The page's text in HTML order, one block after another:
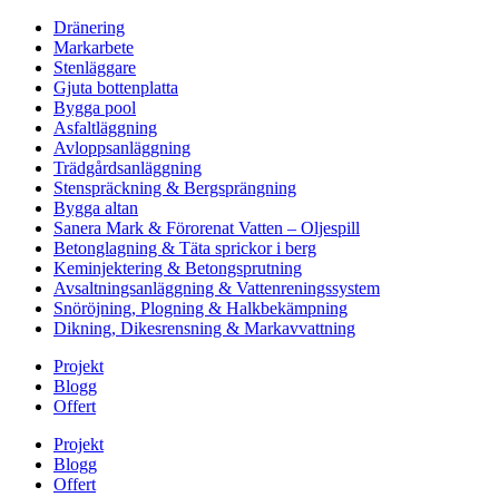
Dränering
Markarbete
Stenläggare
Gjuta bottenplatta
Bygga pool
Asfaltläggning
Avloppsanläggning
Trädgårdsanläggning
Stenspräckning & Bergsprängning
Bygga altan
Sanera Mark & Förorenat Vatten – Oljespill
Betonglagning & Täta sprickor i berg
Keminjektering & Betongsprutning
Avsaltningsanläggning & Vattenreningssystem
Snöröjning, Plogning & Halkbekämpning
Dikning, Dikesrensning & Markavvattning
Projekt
Blogg
Offert
Projekt
Blogg
Offert